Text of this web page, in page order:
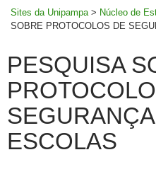
Sites da Unipampa > Núcleo de
SOBRE PROTOCOLOS DE
PESQUISA
ESCOLAS